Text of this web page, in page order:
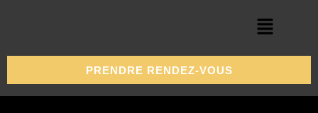
PRENDRE RENDEZ-VOUS